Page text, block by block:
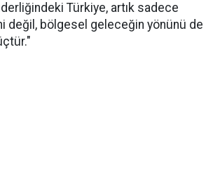
Türkiye, artık sadece
değil, bölgesel geleceğin yönünü de